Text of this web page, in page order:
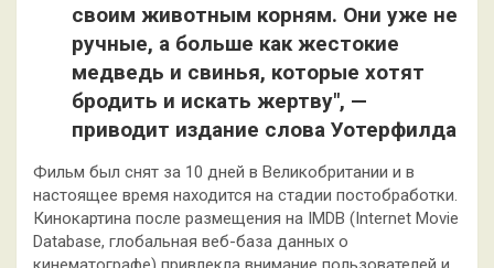
своим животным корням. Они уже не
ручные, а больше как жестокие
медведь и свинья, которые хотят
бродить и искать жертву", —
приводит издание слова Уотерфилда
Фильм был снят за 10 дней в Великобритании и в
настоящее время находится на стадии постобработки.
Кинокартина после размещения на IMDB (Internet Movie
Database, глобальная веб-база данных о